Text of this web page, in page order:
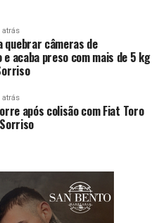
atrás
quebrar câmeras de
acaba preso com mais de 5 kg
atrás
após colisão com Fiat Toro